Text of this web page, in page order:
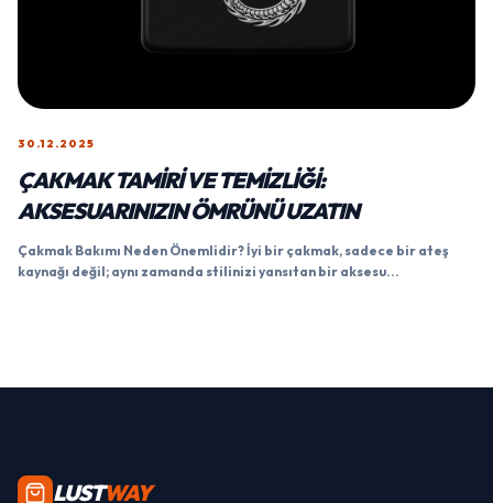
30.12.2025
ÇAKMAK TAMIRI VE TEMIZLIĞI:
AKSESUARINIZIN ÖMRÜNÜ UZATIN
Çakmak Bakımı Neden Önemlidir? İyi bir çakmak, sadece bir ateş
kaynağı değil; aynı zamanda stilinizi yansıtan bir aksesu...
LUSTWAY